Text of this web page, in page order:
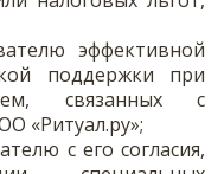
эффективной
поддержки при
связанных с
«Ритуал.ру»;
с его согласия,